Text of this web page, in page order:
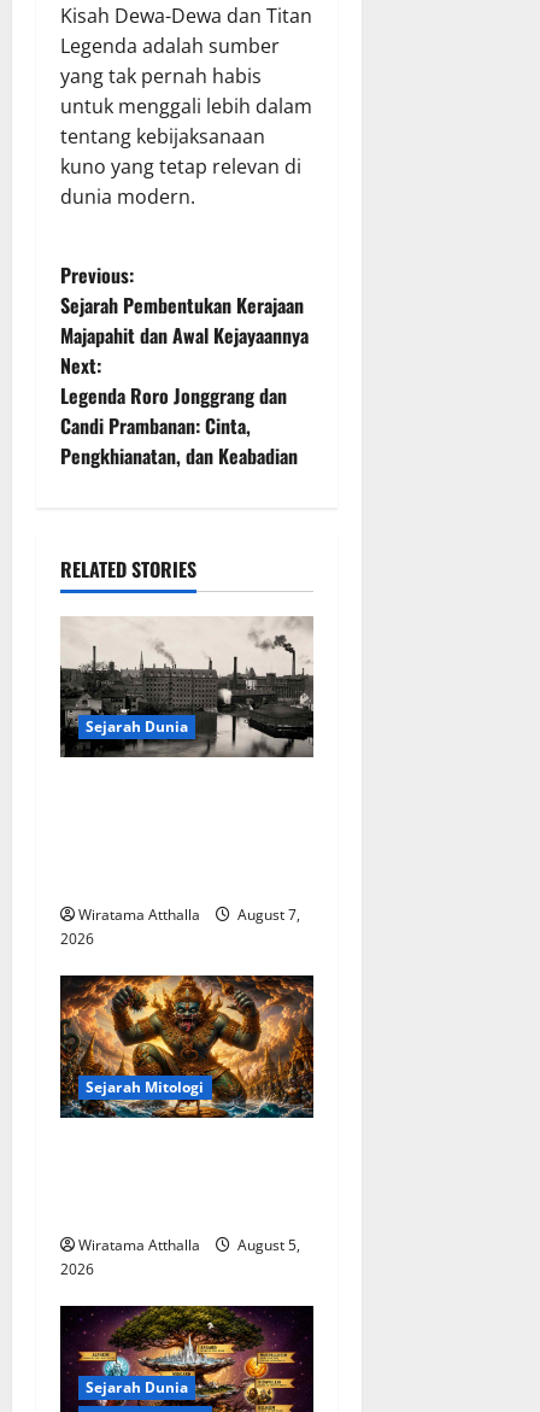
Kisah Dewa-Dewa dan Titan
Legenda adalah sumber
yang tak pernah habis
untuk menggali lebih dalam
tentang kebijaksanaan
kuno yang tetap relevan di
dunia modern.
P
o
s
t
v
g
a
n
Previous:
Sejarah Pembentukan Kerajaan
Majapahit dan Awal Kejayaannya
Next:
Legenda Roro Jonggrang dan
Candi Prambanan: Cinta,
Pengkhianatan, dan Keabadian
RELATED STORIES
Sejarah Dunia
Wiratama Atthalla
August 7,
2026
Sejarah Mitologi
Wiratama Atthalla
August 5,
2026
Sejarah Dunia